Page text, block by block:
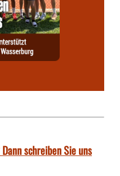
schreiben Sie uns